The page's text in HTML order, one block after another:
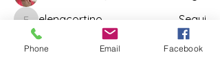
elenacortino
Segui
Akash Tyagi
Segui
Phone Email Facebook